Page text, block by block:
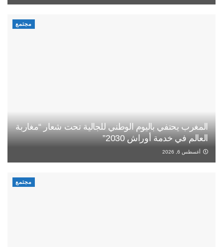
مجتمع
المغرب يحتفي باليوم الوطني للجالية تحت شعار “مغاربة
العالم في خدمة أوراش 2030”
أغسطس 6, 2026
مجتمع